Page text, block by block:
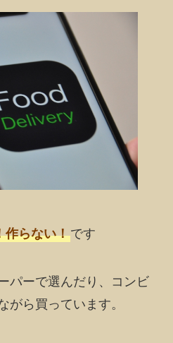
作らない！です
パーで選んだり、コンビ
がら買っています。